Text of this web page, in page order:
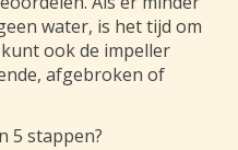
water, is het tijd om
ook de impeller
afgebroken of
5 stappen?